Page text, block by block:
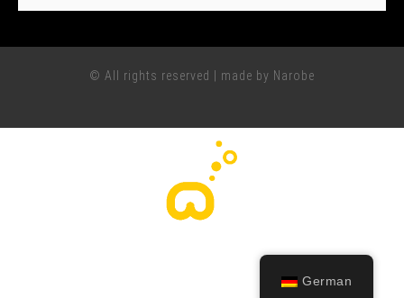
© All rights reserved | made by Narobe
German